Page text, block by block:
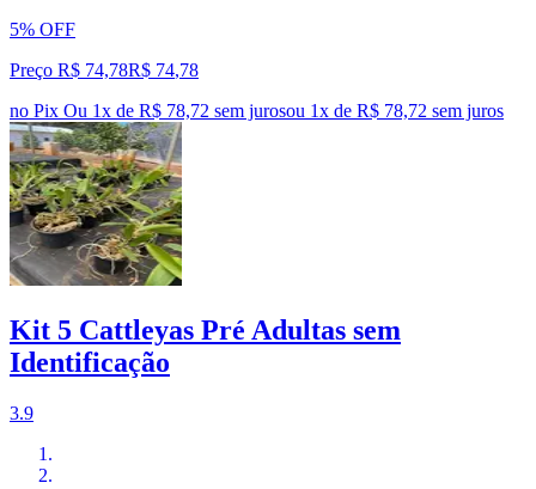
5% OFF
Preço R$ 74,78R$ 74,78
no Pix Ou 1x de R$ 78,72 sem jurosou 1x de R$ 78,72 sem juros
Kit 5 Cattleyas Pré Adultas sem
Identificação
3.9